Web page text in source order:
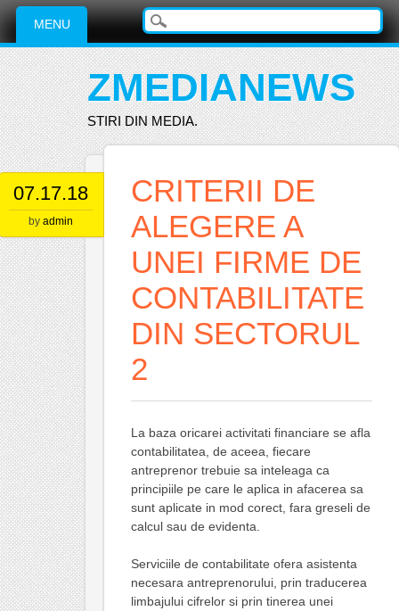
Main menu
Skip
content
MENU
ZMEDIANEWS
STIRI DIN MEDIA.
07.17.18
by admin
CRITERII DE
ALEGERE A
UNEI FIRME DE
CONTABILITATE
DIN SECTORUL
2
La baza oricarei activitati financiare se afla
contabilitatea, de aceea, fiecare
antreprenor trebuie sa inteleaga ca
principiile pe care le aplica in afacerea sa
sunt aplicate in mod corect, fara greseli de
calcul sau de evidenta.
Serviciile de contabilitate ofera asistenta
necesara antreprenorului, prin traducerea
limbajului cifrelor si prin tinerea unei